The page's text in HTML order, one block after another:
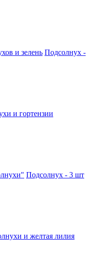
и зелень Подсолнух -
и гортензии
Подсолнух - 3 шт
и желтая лилия